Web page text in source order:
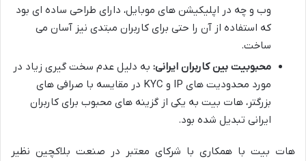
وب و چه در اپلیکیشن های موبایل، دارای طراحی ساده ای بود
که استفاده از آن را حتی برای کاربران مبتدی نیز آسان می
ساخت.
محبوبیت بین کاربران ایرانی: به دلیل عدم سخت گیری زیاد در
مورد محدودیت های IP و KYC در مقایسه با صرافی های
بزرگتر، هات بیت به یکی از گزینه های محبوب برای کاربران
ایرانی تبدیل شده بود.
هات بیت با همکاری با شرکای معتبر در صنعت بلاکچین نظیر